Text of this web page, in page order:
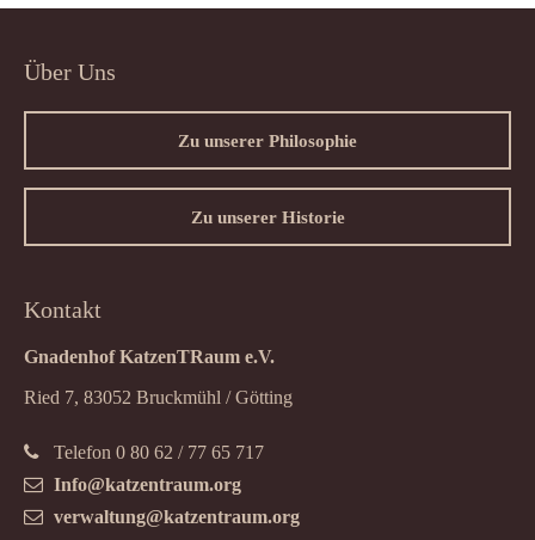
Über Uns
Zu unserer Philosophie
Zu unserer Historie
Kontakt
Gnadenhof KatzenTRaum e.V.
Ried 7, 83052 Bruckmühl / Götting
Telefon 0 80 62 / 77 65 717
Info@katzentraum.org
verwaltung@katzentraum.org